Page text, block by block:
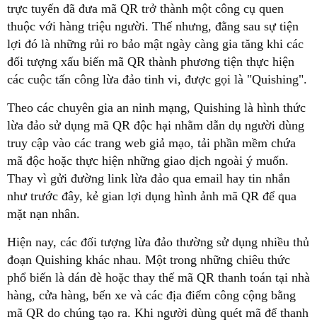
trực tuyến đã đưa mã QR trở thành một công cụ quen
thuộc với hàng triệu người. Thế nhưng, đằng sau sự tiện
lợi đó là những rủi ro bảo mật ngày càng gia tăng khi các
đối tượng xấu biến mã QR thành phương tiện thực hiện
các cuộc tấn công lừa đảo tinh vi, được gọi là "Quishing".
Theo các chuyên gia an ninh mạng, Quishing là hình thức
lừa đảo sử dụng mã QR độc hại nhằm dẫn dụ người dùng
truy cập vào các trang web giả mạo, tải phần mềm chứa
mã độc hoặc thực hiện những giao dịch ngoài ý muốn.
Thay vì gửi đường link lừa đảo qua email hay tin nhắn
như trước đây, kẻ gian lợi dụng hình ảnh mã QR để qua
mặt nạn nhân.
Hiện nay, các đối tượng lừa đảo thường sử dụng nhiều thủ
đoạn Quishing khác nhau. Một trong những chiêu thức
phổ biến là dán đè hoặc thay thế mã QR thanh toán tại nhà
hàng, cửa hàng, bến xe và các địa điểm công cộng bằng
mã QR do chúng tạo ra. Khi người dùng quét mã để thanh